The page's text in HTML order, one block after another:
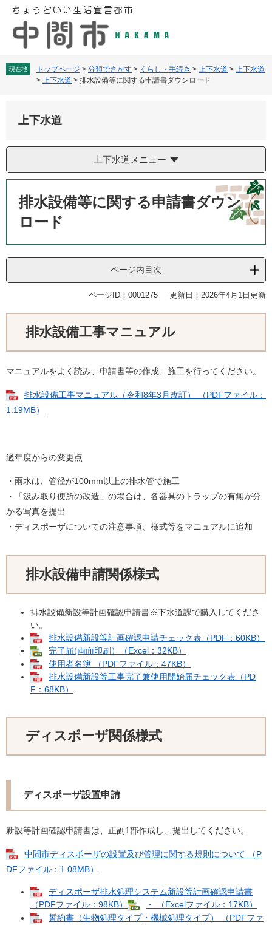
へ
現在地 トップページ > 分類でさがす > くらし・手続き > 上下水道 > 上下水道
> 上下水道 > 排水設備等に関する申請書ダウンロード
上下水道
上下水道メニュー
排水設備等に関する申請書ダウン
ロード
ページ内目次
ページID：0001275 更新日：2026年4月1日更新
排水設備工事マニュアル
マニュアルをよく読み、申請書等の作成、施工を行ってください。
排水設備工事マニュアル（令和8年3月改訂） （PDFファイル：
1.19MB）
過年度からの変更点
・雨水は、管径が100mm以上の排水管で施工
・「汲み取り便所の改造」の場合は、各器具のトラップの有無が分
かる写真を提出
・ディスポーザについての注意事項、様式等をマニュアルに追加
排水設備申請関係様式
排水設備新設等計画確認申請書※下水道課で購入してくださ
い。
排水設備新設等計画確認申請チェック表（PDF：60KB）
完了届(両面印刷）（Excel：32KB）
使用者名簿 （PDFファイル：47KB）
排水設備新設等工事完了兼使用開始届チェック表（PD
F：68KB）
ディスポーザ関係様式
ディスポーザ設置申請
新設等計画確認申請書は、正副1部作成し、提出してください。
中間市ディスポーザの設置及び管理に関する規則について （P
DFファイル：1.08MB）
ディスポーザ排水処理システム新設等計画確認申請書
（PDFファイル：98KB）
・ （Excelファイル：17KB）
誓約書（生物処理タイプ・機械処理タイプ） （PDFファ